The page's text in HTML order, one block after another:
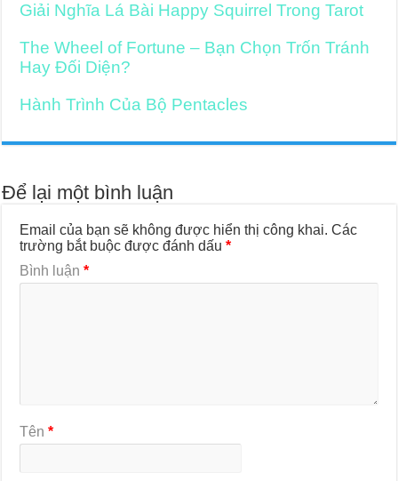
Giải Nghĩa Lá Bài Happy Squirrel Trong Tarot
The Wheel of Fortune – Bạn Chọn Trốn Tránh
Hay Đối Diện?
Hành Trình Của Bộ Pentacles
Để lại một bình luận
Email của bạn sẽ không được hiển thị công khai. Các
trường bắt buộc được đánh dấu*
Bình luận*
Tên*